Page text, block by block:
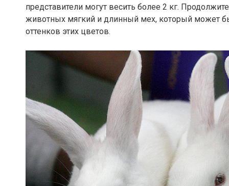
представители могут весить более 2 кг.
животных мягкий и длинный мех, который может
оттенков этих цветов.